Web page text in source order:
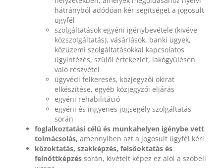
hátrányból adódóan kér segítséget a jogosult
ügyfél
szolgáltatások egyéni igénybevétele (kivéve
közszolgáltatás), vásárlások, banki ügyek,
közüzemi szolgáltatásokkal kapcsolatos
ügyintézés, szülői értekezlet, lakógyűlésen
való részvétel
ügyvédi felkeresés, közjegyzői okirat
elkészítése, egyéb közjegyzői eljárás
egyéni rehabilitáció
egyéni és ingyenes jogsegély szolgáltatás
során
foglalkoztatási célú és munkahelyen igénybe vett
tolmácsolás, amennyiben azt a jogosult ügyfél kéri
közoktatás, szakképzés, felsőoktatás és
felnőttképzés során, kivételt képez ez alól a szóbeli